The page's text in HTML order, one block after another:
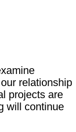
relationship
projects are
will continue